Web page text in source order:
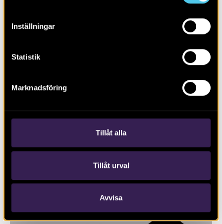
Inställningar
Statistik
Marknadsföring
Tillåt alla
Tillåt urval
Avvisa
fram